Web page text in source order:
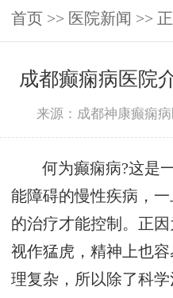
首页 >> 医院新闻 >>
成都癫痫病医院
来源：成都神康癫痫
何为癫痫病?这是
能障碍的慢性疾病，
的治疗才能控制。正
视作猛虎，精神上也
理复杂，所以除了科